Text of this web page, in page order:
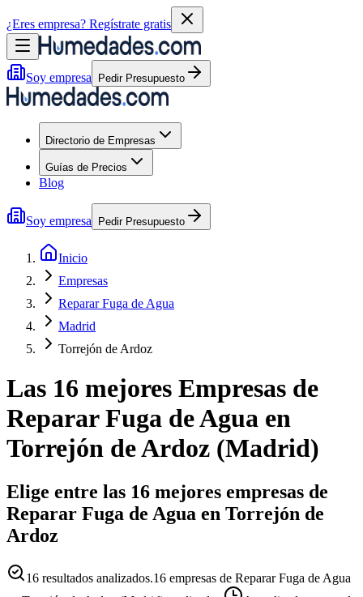
¿Eres empresa? Regístrate gratis
Soy empresa Pedir Presupuesto
Directorio de Empresas
Guías de Precios
Blog
Soy empresa Pedir Presupuesto
Inicio
Empresas
Reparar Fuga de Agua
Madrid
Torrejón de Ardoz
Las 16 mejores Empresas de
Reparar Fuga de Agua en
Torrejón de Ardoz (Madrid)
Elige entre las 16 mejores empresas de
Reparar Fuga de Agua en Torrejón de
Ardoz
16 resultados analizados.16 empresas de Reparar Fuga de Agua